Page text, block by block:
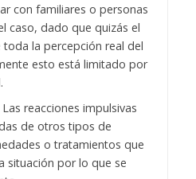
con familiares o personas
caso, dado que quizás el
la percepción real del
esto está limitado por
Las reacciones impulsivas
de otros tipos de
o tratamientos que
situación por lo que se